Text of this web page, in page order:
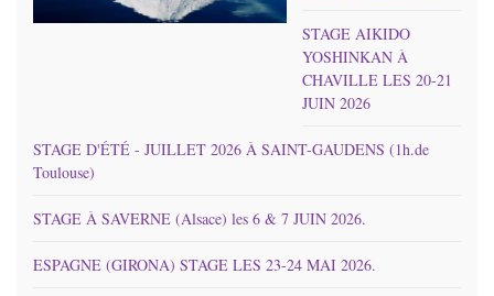
STAGE AIKIDO
YOSHINKAN À
CHAVILLE LES 20-21
JUIN 2026
STAGE D'ÉTÉ - JUILLET 2026 À SAINT-GAUDENS (1h.de
Toulouse)
STAGE À SAVERNE (Alsace) les 6 & 7 JUIN 2026.
ESPAGNE (GIRONA) STAGE LES 23-24 MAI 2026.